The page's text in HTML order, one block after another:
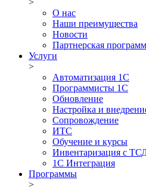
>
О нас
Наши преимущества
Новости
Партнерская
Услуги
>
Автоматизация 1С
Программисты 1С
Обновление
Настройка и
Сопровождение
ИТС
Обучение и курсы
Инвентаризация с
1С Интеграция
Программы
>